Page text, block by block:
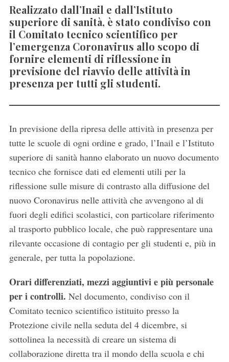
Realizzato dall’Inail e dall’Istituto
superiore di sanità, è stato condiviso con
il Comitato tecnico scientifico per
l’emergenza Coronavirus allo scopo di
fornire elementi di riflessione in
previsione del riavvio delle attività in
presenza per tutti gli studenti.
In previsione della ripresa delle attività in presenza per
tutte le scuole di ogni ordine e grado, l’Inail e l’Istituto
superiore di sanità hanno elaborato un nuovo documento
tecnico che fornisce dati ed elementi utili per la
riflessione sulle misure di contrasto alla diffusione del
nuovo Coronavirus nelle attività che avvengono al di
fuori degli edifici scolastici, con particolare riferimento
al trasporto pubblico locale, che può rappresentare una
rilevante occasione di contagio per gli studenti e, più in
generale, per tutta la popolazione.
Orari differenziati, mezzi aggiuntivi e più personale
per i controlli. Nel documento, condiviso con il
Comitato tecnico scientifico istituito presso la
Protezione civile nella seduta del 4 dicembre, si
sottolinea la necessità di creare un sistema di
collaborazione diretta tra il mondo della scuola e chi